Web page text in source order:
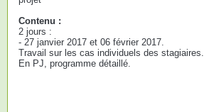
Contenu :
2 jours :
- 27 janvier 2017 et 06 février 2017.
Travail sur les cas individuels des stagiaires.
En PJ, programme détaillé.